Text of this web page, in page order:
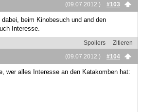
(09.07.2012 )
#103
beim Kinobesuch und and den
Interesse.
Spoilers
Zitieren
(09.07.2012 )
#104
wer alles Interesse an den Katakomben hat: